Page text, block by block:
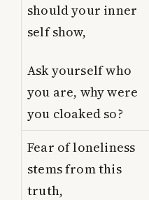
should your inner
self show,
Ask yourself who
you are, why were
you cloaked so?
Fear of loneliness
stems from this
truth,